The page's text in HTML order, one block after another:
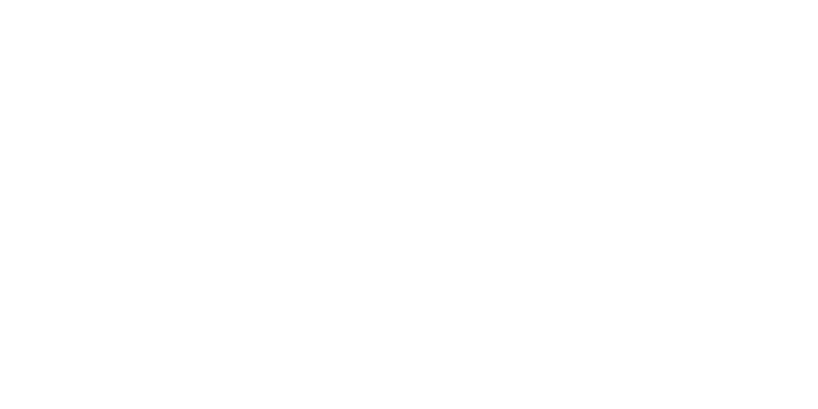
(Basel), 18, 3, (Feb. 2025)
Ł. Balwicki und W. Weitschies, Real‑life dosing conditions in older adults and geriatric patients in Poland – An international
behaviour in the older population., European Journal of Pharmaceutical Sciences, 206, (Mär. 2025)
Polymerfilmen zur lokalen Arzneimitteltherapie in der Speiseröhre
geriatric patients and the influence of commonly used beverages on the release behaviour of hard capsules in vitro and in vivo
assessed by Salivary Caffeine Kinetics and a Novel Tablet Formulation
Transits verschiedener Hartgelatinekapselformulierungen